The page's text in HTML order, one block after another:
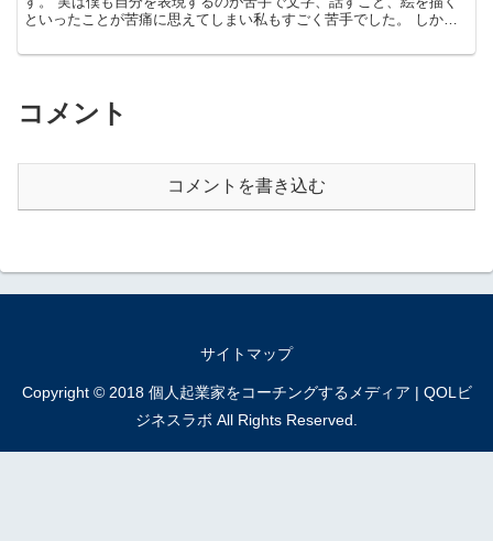
といったことが苦痛に思えてしまい私もすごく苦手でした。 しか
コメント
コメントを書き込む
サイトマップ
Copyright © 2018 個人起業家をコーチングするメディア | QOLビ
ジネスラボ All Rights Reserved.